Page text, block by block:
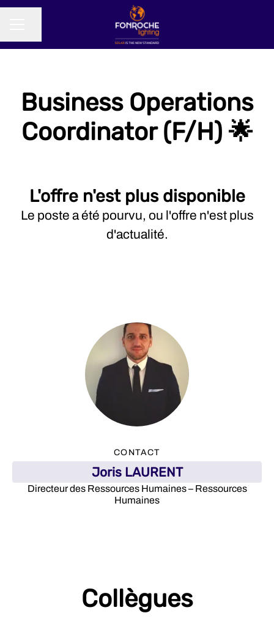
Business Operations
Coordinator (F/H) 🌟
L'offre n'est plus disponible
Le poste a été pourvu, ou l'offre n'est plus
d'actualité.
CONTACT
Joris LAURENT
Directeur des Ressources Humaines – Ressources
Humaines
Collègues